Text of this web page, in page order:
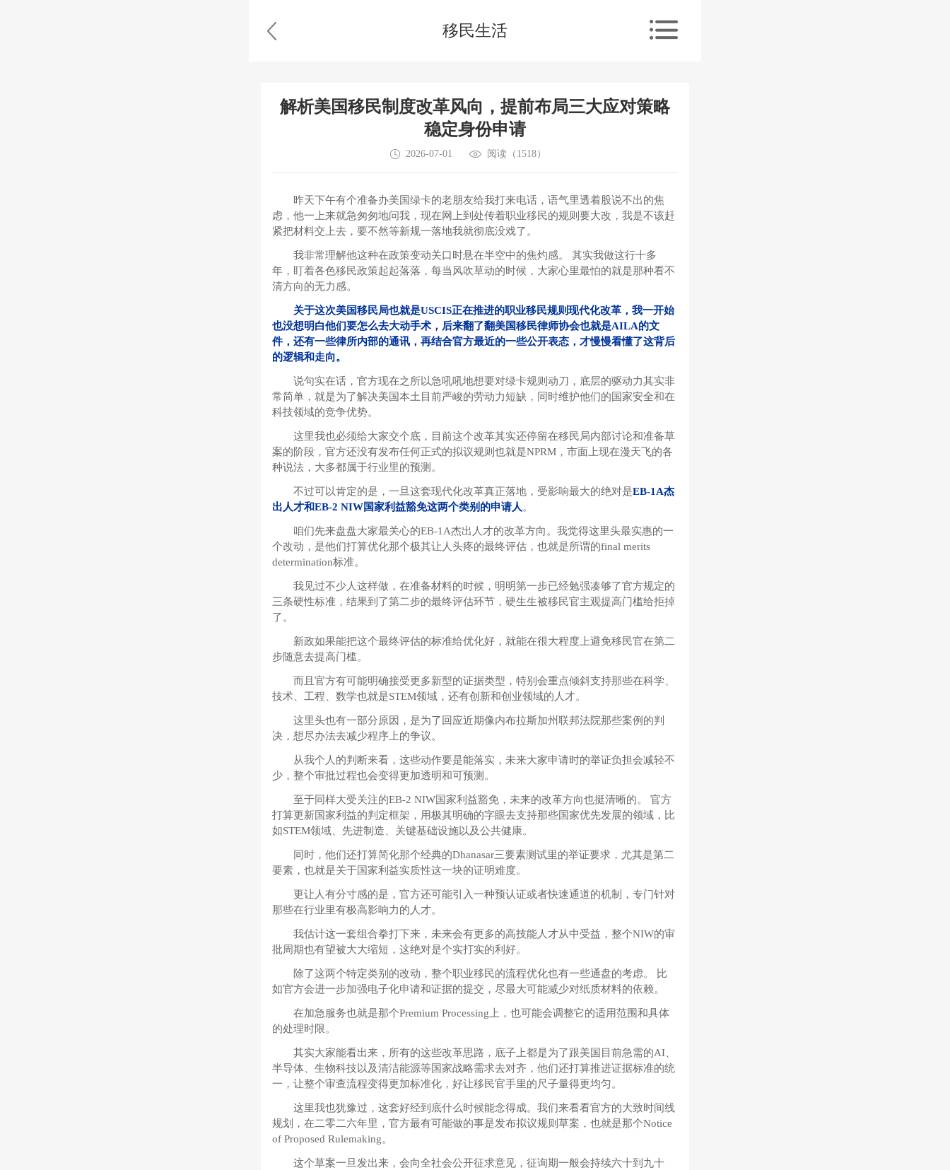
移民生活
解析美国移民制度改革风向，提前布局三大应对策略
稳定身份申请
2026-07-01 阅读（1518）
昨天下午有个准备办美国绿卡的老朋友给我打来电话，语气里透着股说不出的焦
虑，他一上来就急匆匆地问我，现在网上到处传着职业移民的规则要大改，我是不该赶
紧把材料交上去，要不然等新规一落地我就彻底没戏了。
我非常理解他这种在政策变动关口时悬在半空中的焦灼感。 其实我做这行十多
年，盯着各色移民政策起起落落，每当风吹草动的时候，大家心里最怕的就是那种看不
清方向的无力感。
关于这次美国移民局也就是USCIS正在推进的职业移民规则现代化改革，我一开始
也没想明白他们要怎么去大动手术，后来翻了翻美国移民律师协会也就是AILA的文
件，还有一些律所内部的通讯，再结合官方最近的一些公开表态，才慢慢看懂了这背后
的逻辑和走向。
说句实在话，官方现在之所以急吼吼地想要对绿卡规则动刀，底层的驱动力其实非
常简单，就是为了解决美国本土目前严峻的劳动力短缺，同时维护他们的国家安全和在
科技领域的竞争优势。
这里我也必须给大家交个底，目前这个改革其实还停留在移民局内部讨论和准备草
案的阶段，官方还没有发布任何正式的拟议规则也就是NPRM，市面上现在漫天飞的各
种说法，大多都属于行业里的预测。
不过可以肯定的是，一旦这套现代化改革真正落地，受影响最大的绝对是EB-1A杰
出人才和EB-2 NIW国家利益豁免这两个类别的申请人。
咱们先来盘盘大家最关心的EB-1A杰出人才的改革方向。我觉得这里头最实惠的一
个改动，是他们打算优化那个极其让人头疼的最终评估，也就是所谓的final merits
determination标准。
我见过不少人这样做，在准备材料的时候，明明第一步已经勉强凑够了官方规定的
三条硬性标准，结果到了第二步的最终评估环节，硬生生被移民官主观提高门槛给拒掉
了。
新政如果能把这个最终评估的标准给优化好，就能在很大程度上避免移民官在第二
步随意去提高门槛。
而且官方有可能明确接受更多新型的证据类型，特别会重点倾斜支持那些在科学、
技术、工程、数学也就是STEM领域，还有创新和创业领域的人才。
这里头也有一部分原因，是为了回应近期像内布拉斯加州联邦法院那些案例的判
决，想尽办法去减少程序上的争议。
从我个人的判断来看，这些动作要是能落实，未来大家申请时的举证负担会减轻不
少，整个审批过程也会变得更加透明和可预测。
至于同样大受关注的EB-2 NIW国家利益豁免，未来的改革方向也挺清晰的。 官方
打算更新国家利益的判定框架，用极其明确的字眼去支持那些国家优先发展的领域，比
如STEM领域、先进制造、关键基础设施以及公共健康。
同时，他们还打算简化那个经典的Dhanasar三要素测试里的举证要求，尤其是第二
要素，也就是关于国家利益实质性这一块的证明难度。
更让人有分寸感的是，官方还可能引入一种预认证或者快速通道的机制，专门针对
那些在行业里有极高影响力的人才。
我估计这一套组合拳打下来，未来会有更多的高技能人才从中受益，整个NIW的审
批周期也有望被大大缩短，这绝对是个实打实的利好。
除了这两个特定类别的改动，整个职业移民的流程优化也有一些通盘的考虑。 比
如官方会进一步加强电子化申请和证据的提交，尽最大可能减少对纸质材料的依赖。
在加急服务也就是那个Premium Processing上，也可能会调整它的适用范围和具体
的处理时限。
其实大家能看出来，所有的这些改革思路，底子上都是为了跟美国目前急需的AI、
半导体、生物科技以及清洁能源等国家战略需求去对齐，他们还打算推进证据标准的统
一，让整个审查流程变得更加标准化，好让移民官手里的尺子量得更均匀。
这里我也犹豫过，这套好经到底什么时候能念得成。我们来看看官方的大致时间线
规划，在二零二六年里，官方最有可能做的事是发布拟议规则草案，也就是那个Notice
of Proposed Rulemaking。
这个草案一旦发出来，会向全社会公开征求意见，征询期一般会持续六十到九十
免费电话
在线咨询预约咨询